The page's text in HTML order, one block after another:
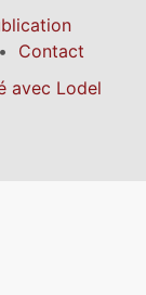
Contact
avec Lodel